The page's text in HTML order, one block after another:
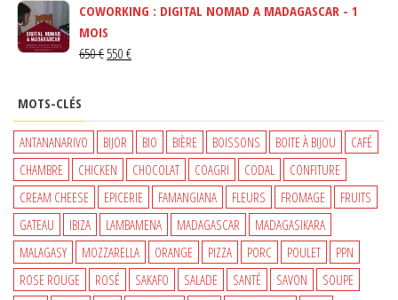
INITIAL
ÉTAIT :
15 €.
ACTUEL
13 €.
COWORKING : DIGITAL NOMAD A MADAGASCAR - 1
MOIS
650€ LE
650 €.
550 €LE
550 €.
MOTS-CLÉS
ANTANANARIVO BIJOR BIO BIÈRE BOISSONS BOITE À BIJOU
CAFÉ
CHAMBRE
CHICKEN CHOCOLAT COAGRI CODAL
CONFITURE
CREAM CHEESE
EPICERIE FAMANGIANA FLEURS FROMAGE
FRUITS
GATEAU
IBIZA LAMBAMENA MADAGASCAR
MADAGASIKARA
MALAGASY
MOZZARELLA ORANGE PIZZA PORC POULET
PPN
ROSE ROUGE
ROSÉ SAKAFO SALADE SANTÉ SAVON
SOUPE